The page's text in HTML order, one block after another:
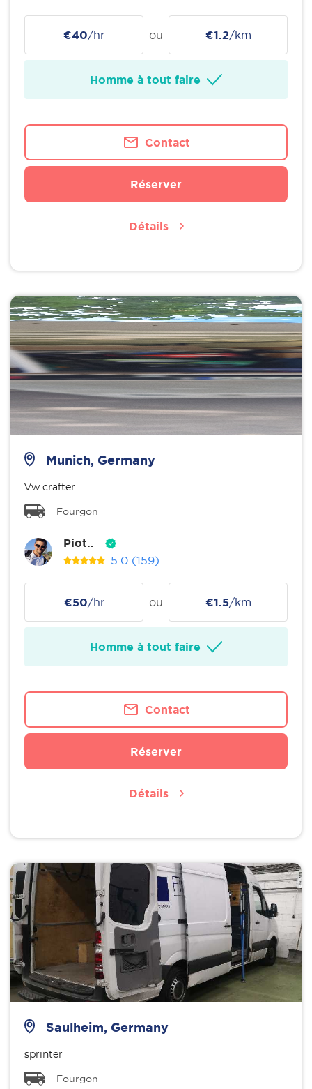
€40/hr ou €1.2/km
Homme à tout faire
Contact
Réserver
Détails
Munich, Germany
Vw crafter
Fourgon
Piot..
5.0 (159)
€50/hr ou €1.5/km
Homme à tout faire
Contact
Réserver
Détails
Saulheim, Germany
sprinter
Fourgon